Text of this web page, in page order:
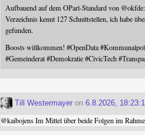
Aufbauend auf dem OParl-Standard von @okfde
Verzeichnis kennt 127 Schnittstellen, ich habe
gefunden.
Boosts willkommen!#OpenData #
#Gemeinderat #Demokratie #CivicTech #
Till Westermayer on6.8.2026,
@kaibojensIm Mittel über beide Folgen im